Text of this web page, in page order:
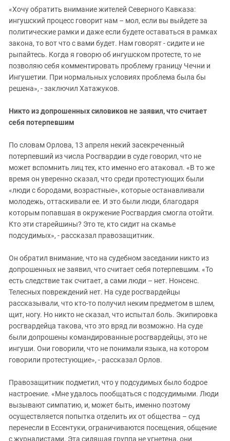
«Хочу обратить внимание жителей Северного Кавказа:
ингушский процесс говорит нам – мол, если вы выйдете за
политические рамки и даже если будете оставаться в рамках
закона, то вот что с вами будет. Нам говорят - сидите и не
рыпайтесь. Когда я говорю об ингушском протесте, то не
позволяю себя комментировать проблему границу Чечни и
Ингушетии. При нормальных условиях проблема была бы
решена», - заключил Хатажуков.
Никто из допрошенных силовиков не заявил, что считает
себя потерпевшим
По словам Орлова, 13 апреля некий засекреченный
потерпевший из числа Росгвардии в суде говорил, что не
может вспомнить лиц тех, кто именно его атаковал. «В то же
время он уверенно сказал, что среди протестующих были
«люди с бородами, возрастные», которые останавливали
молодежь, оттаскивали ее. И это были люди, благодаря
которым попавшая в окружение Росгвардия смогла отойти.
Кто эти старейшины? Это те, кто сидит на скамье
подсудимых», - рассказал правозащитник.
Он обратил внимание, что на судебном заседании никто из
допрошенных не заявил, что считает себя потерпевшим. «То
есть следствие так считает, а сами люди – нет. Нонсенс.
Телесных повреждений нет. На суде росгвардейцы
рассказывали, что кто-то получил неким предметом в шлем,
щит, ногу. Но никто не сказал, что испытал боль. Экипировка
росгвардейца такова, что это вряд ли возможно. На суде
были допрошены командированные росгвардейцы, это не
ингуши. Они говорили, что не понимали языка, на котором
говорили протестующие», - рассказал Орлов.
Правозащитник подметил, что у подсудимых было бодрое
настроение. «Мне удалось пообщаться с подсудимыми. Люди
вызывают симпатию, и, может быть, именно поэтому
осуществляется попытка отделить их от общества – суд
перенесли в Ессентуки, ограничиваются посещения, общение
с журналистами. Эта сидящая группа не угнетена, они